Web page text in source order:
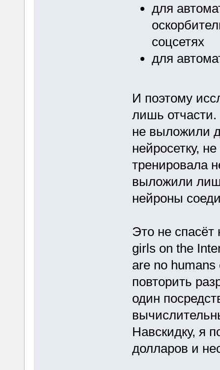
для
соцсетях
для
И поэтому
лишь
не выложили
нейросетку,
тренировала
выложили
нейроны
Это не спасёт
girls on the
are no
повторить
один
Навскидку, я
долларов и